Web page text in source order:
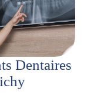
Dentaires